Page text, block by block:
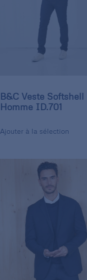
B&C Veste Softshell
Homme ID.701
Ajouter à la sélection